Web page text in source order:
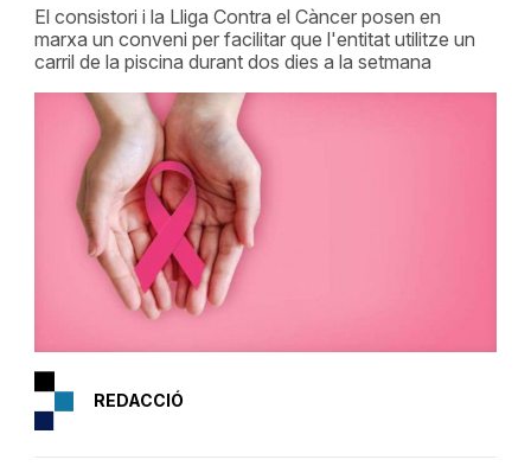
El consistori i la Lliga Contra el Càncer posen en
marxa un conveni per facilitar que l'entitat utilitze un
carril de la piscina durant dos dies a la setmana
REDACCIÓ